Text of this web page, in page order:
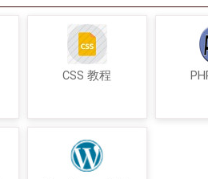
CSS 教程